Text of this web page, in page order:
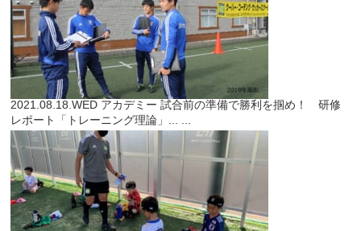
2021.08.18.WED アカデミー 試合前の準備で勝利を掴め！ 研修
レポート「トレーニング理論」... ...